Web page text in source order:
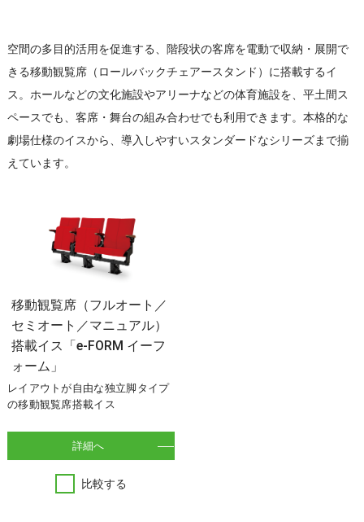
空間の多目的活用を促進する、階段状の客席を電動で収納・展開で
きる移動観覧席（ロールバックチェアースタンド）に搭載するイ
ス。ホールなどの文化施設やアリーナなどの体育施設を、平土間ス
ペースでも、客席・舞台の組み合わせでも利用できます。本格的な
劇場仕様のイスから、導入しやすいスタンダードなシリーズまで揃
えています。
移動観覧席（フルオート／
セミオート／マニュアル）
搭載イス「e-FORM イーフ
ォーム」
レイアウトが自由な独立脚タイプ
の移動観覧席搭載イス
詳細へ
比較する